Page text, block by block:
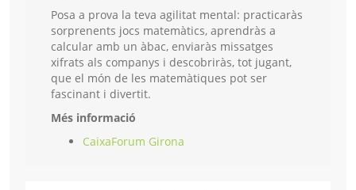
Posa a prova la teva agilitat mental: practicaràs
sorprenents jocs matemàtics, aprendràs a
calcular amb un àbac, enviaràs missatges
xifrats als companys i descobriràs, tot jugant,
que el món de les matemàtiques pot ser
fascinant i divertit.
Més informació
CaixaForum Girona